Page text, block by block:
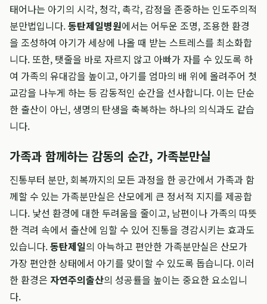
태어나는 아기의 시각, 청각, 촉각, 감정을 존중하는 인도주의적
분만법입니다.동탄제일병원에서는 어두운 조명, 조용한 환경
을 조성하여 아기가 세상에 나올 때 받는 스트레스를 최소화합
니다. 또한, 탯줄을 바로 자르지 않고 아빠가 자를 수 있도록 하
여 가족의 유대감을 높이고, 아기를 엄마의 배 위에 올려주어 첫
교감을 나누게 하는 등 감동적인 순간을 선사합니다. 이는 단순
한 출산이 아닌, 생명의 탄생을 축복하는 하나의 의식과도 같습
니다.
가족과 함께하는 감동의 순간, 가족분만실
진통부터 분만, 회복까지의 모든 과정을 한 공간에서 가족과 함
께할 수 있는 가족분만실은 산모에게 큰 정서적 지지를 제공합
니다. 낯선 환경에 대한 두려움을 줄이고, 남편이나 가족의 따뜻
한 격려 속에서 출산에 임할 수 있어 진통을 경감시키는 효과도
있습니다.동탄제일의 아늑하고 편안한 가족분만실은 산모가
가장 편안한 상태에서 아기를 맞이할 수 있도록 돕습니다. 이러
한 환경은 자연주의출산의 성공률을 높이는 중요한 요소입니
다.